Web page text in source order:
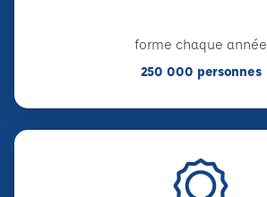
forme chaque année
250 000 personnes